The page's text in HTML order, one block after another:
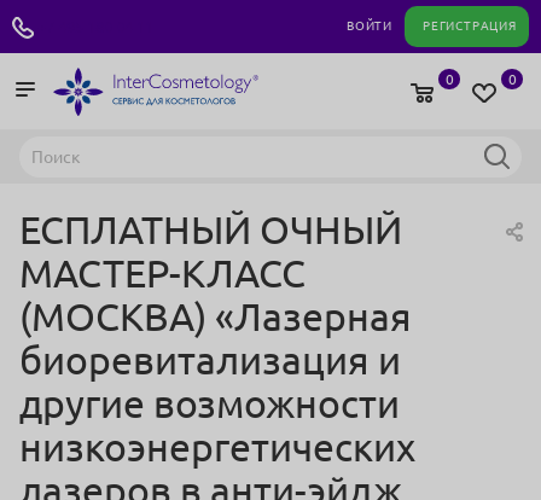
ВОЙТИ РЕГИСТРАЦИЯ
0
0
ЕСПЛАТНЫЙ ОЧНЫЙ
МАСТЕР-КЛАСС
(МОСКВА) «Лазерная
биоревитализация и
другие возможности
низкоэнергетических
лазеров в анти-эйдж